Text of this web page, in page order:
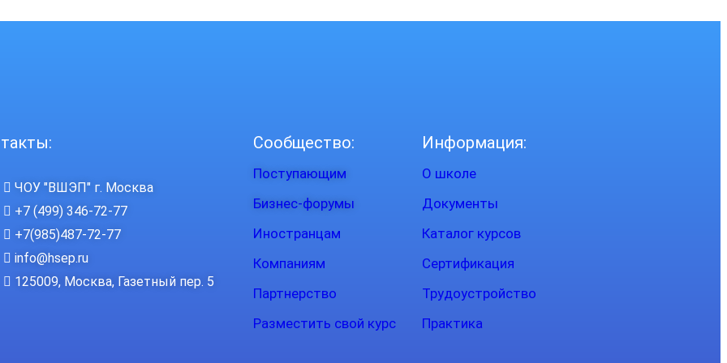
ЧОУ "ВШЭП" г. Москва
+7 (499) 346-72-77
+7(985)487-72-77
info@hsep.ru
125009, Москва, Газетный пер. 5
Сообщество:
Поступающим
Бизнес-форумы
Иностранцам
Компаниям
Партнерство
Разместить свой курс
Информация:
О школе
Документы
Каталог курсов
Сертификация
Трудоустройство
Практика